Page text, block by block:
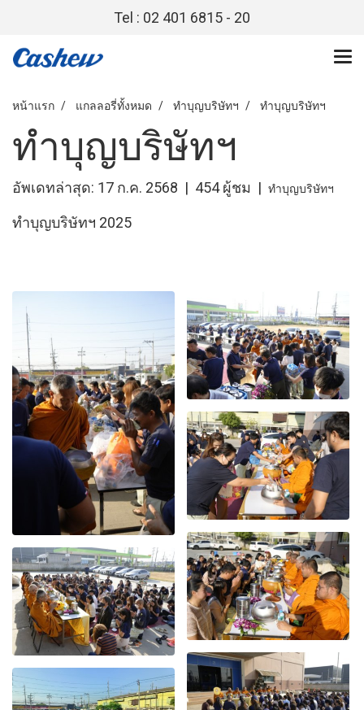
Tel : 02 401 6815 - 20
หน้าแรก แกลลอรี่ทั้งหมด ทำบุญบริษัทฯ ทำบุญบริษัทฯ
ทำบุญบริษัทฯ
อัพเดทล่าสุด: 17 ก.ค. 2568 | 454 ผู้ชม | ทำบุญบริษัทฯ
ทำบุญบริษัทฯ 2025